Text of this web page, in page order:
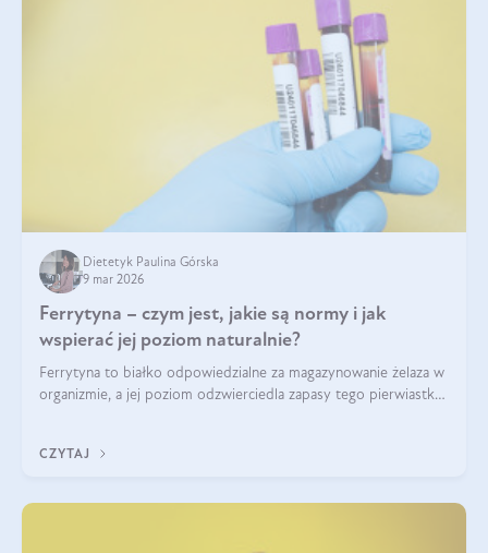
Dietetyk Paulina Górska
9 mar 2026
Ferrytyna – czym jest, jakie są normy i jak
wspierać jej poziom naturalnie?
Ferrytyna to białko odpowiedzialne za magazynowanie żelaza w
organizmie, a jej poziom odzwierciedla zapasy tego pierwiastka.
funkcjonowanie (
CZYTAJ